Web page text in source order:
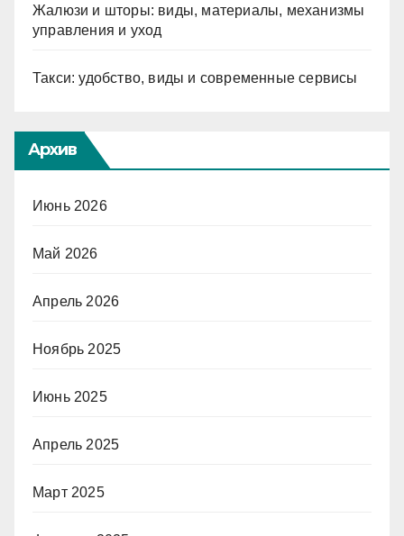
Жалюзи и шторы: виды, материалы, механизмы
управления и уход
Такси: удобство, виды и современные сервисы
Архив
Июнь 2026
Май 2026
Апрель 2026
Ноябрь 2025
Июнь 2025
Апрель 2025
Март 2025